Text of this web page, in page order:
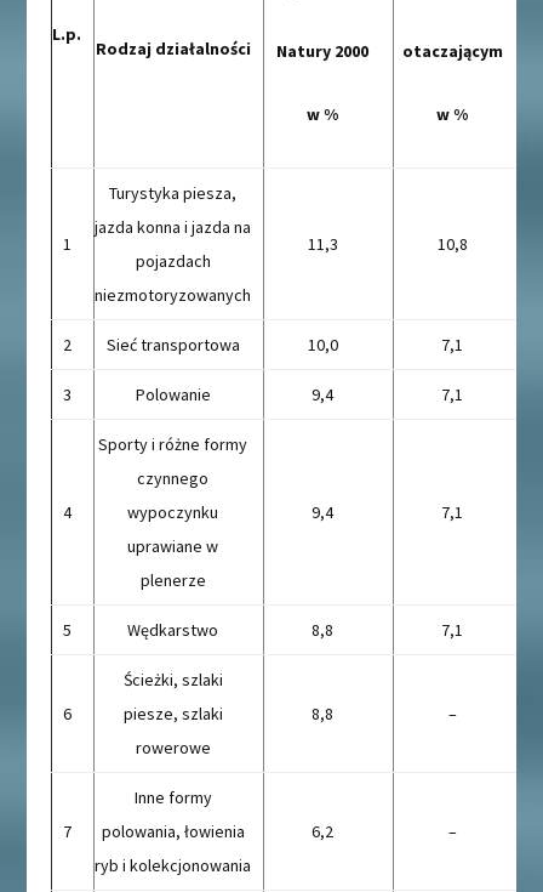
L.p.
Rodzaj działalności Natury 2000
w %
otaczającym
w %
1
Turystyka piesza,
jazda konna i jazda na
pojazdach
niezmotoryzowanych
11,3 10,8
2 Sieć transportowa 10,0 7,1
3 Polowanie 9,4 7,1
4
Sporty i różne formy
czynnego
wypoczynku
uprawiane w
plenerze
9,4 7,1
5 Wędkarstwo 8,8 7,1
6
Ścieżki, szlaki
piesze, szlaki
rowerowe
8,8 –
7
Inne formy
polowania, łowienia
ryb i kolekcjonowania
6,2 –